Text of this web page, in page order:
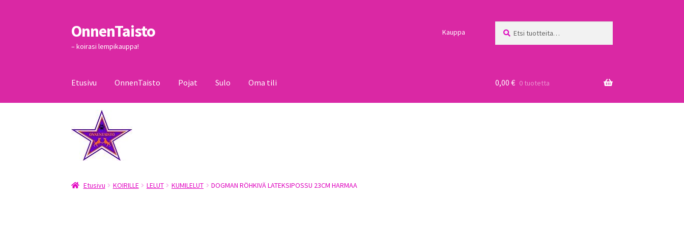
Siirry
navigointiin
Siirry
sisältöön
OnnenTaisto
– koirasi lempikauppa!
Kauppa
Etusivu OnnenTaisto Pojat Sulo Oma tili
Kassa
0,00 € 0 tuotetta
Etusivu KOIRILLE LELUT KUMILELUT DOGMAN RÖHKIVÄ LATEKSIPOSSU 23CM HARMAA